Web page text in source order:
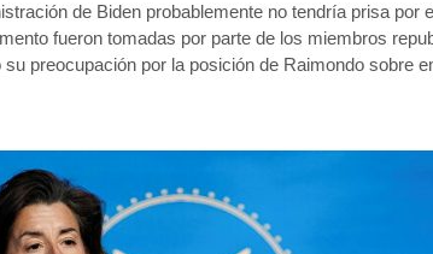
de Biden probablemente no tendría prisa por
fueron tomadas por parte de los miembros
preocupación por la posición de Raimondo sobre